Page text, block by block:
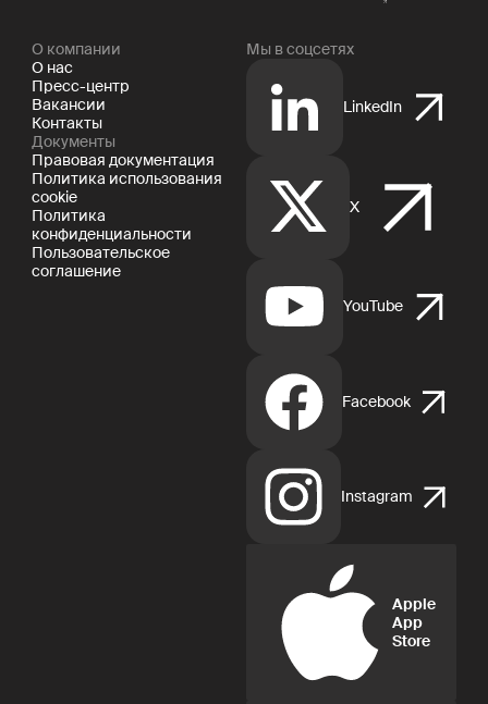
О компании
О нас
Пресс-центр
Вакансии
Контакты
Документы
Правовая документация
Политика использования
cookie
Политика
конфиденциальности
Пользовательское
соглашение
Мы в соцсетях
LinkedIn
X
YouTube
Facebook
Instagram
Apple
App
Store